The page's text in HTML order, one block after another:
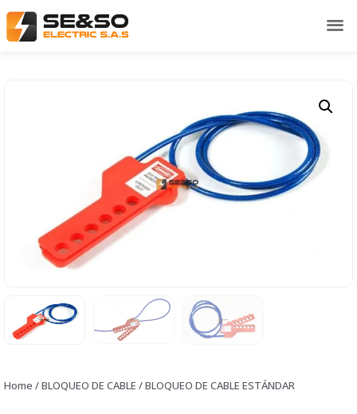
Home /BLOQUEO DE CABLE / BLOQUEO DE CABLE ESTÁNDAR